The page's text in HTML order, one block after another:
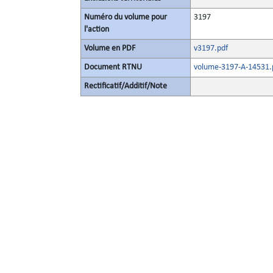
Numéro du volume pour
l'action
3197
Volume en PDF v3197.pdf
Document RTNU volume-3197-A-
Rectificatif/Additif/Note